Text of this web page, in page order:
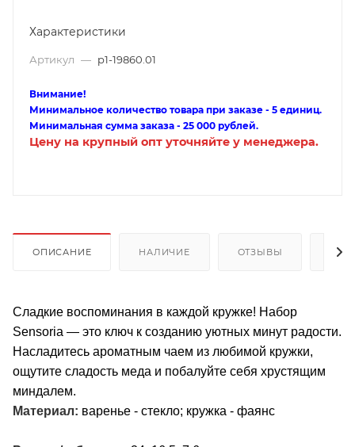
Характеристики
Артикул — p1-19860.01
Внимание!
Минимальное количество товара при заказе - 5 единиц.
Минимальная сумма заказа - 25 000 рублей.
Цену на крупный опт уточняйте у менеджера.
ОПИСАНИЕ НАЛИЧИЕ ОТЗЫВЫ
Сладкие воспоминания в каждой кружке! Набор
Sensoria — это ключ к созданию уютных минут радости.
Насладитесь ароматным чаем из любимой кружки,
ощутите сладость меда и побалуйте себя хрустящим
миндалем.
Материал: варенье - стекло; кружка - фаянс